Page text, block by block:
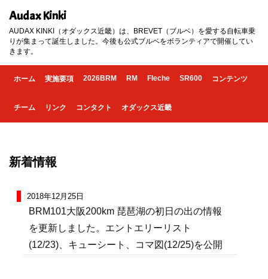
Audax Kinki
AUDAX KINKI（オダックス近畿）は、BREVET（ブルベ）を愛する自転車乗
りが集まって誕生しました。今後も公式ブルベをボランティアで開催してい
きます。
ホーム 実施要項 2026BRM RM Fleche SR600 コンテンツ
チーム リンク コンタクト オダックス近畿
新着情報
2018年12月25日
BRM101大阪200km 琵琶湖の初日の出の情報
を更新しました。エントエリーリスト
(12/23)、キューシート、コマ図(12/25)を公開